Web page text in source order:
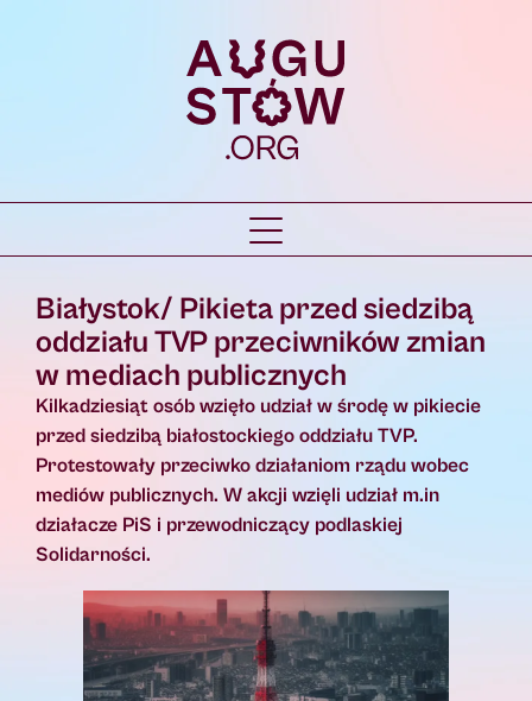
Białystok/ Pikieta przed siedzibą
oddziału TVP przeciwników zmian
w mediach publicznych
Kilkadziesiąt osób wzięło udział w środę w pikiecie
przed siedzibą białostockiego oddziału TVP.
Protestowały przeciwko działaniom rządu wobec
mediów publicznych. W akcji wzięli udział m.in
działacze PiS i przewodniczący podlaskiej
Solidarności.